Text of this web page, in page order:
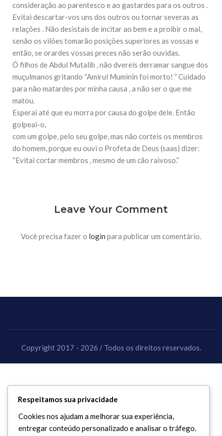
consideração ao parentesco e ao gastardes para os outros .
Evitai descartar-vos uns dos outros ou tornar severas as
relações . Não desistais de incitar ao bem e a proibir o mal,
senão os vilões tomarão posições superiores as vossas e
então, se orardes vossas preces não serão ouvidas.
Ó filhos de Abdul Mutalib , não dvereis derramar sangue dos
muçulmanos gritando “Amirul Muminin foi morto! ” Cuidado
para não matardes por minha causa , a não ser o que me
matou.
Esperai até que eu morra por causa do golpe dele. Então
golpeai-o,
com um golpe, pelo seu golpe, mas não corteis os membros
do homem, porque eu ouvi o Profeta de Deus (saas) dizer:
“Evitai cortar membros , mesmo de um cão raivoso.”
Leave Your Comment
Você precisa fazer o login para publicar um comentário.
Copyright 2017 - 2026 / Todos os direitos reservados.
Respeitamos sua privacidade
Cookies nos ajudam a melhorar sua experiência,
entregar conteúdo personalizado e analisar o tráfego.